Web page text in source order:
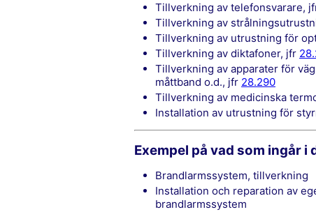
tillverkning av telefonsvarare,
tillverkning av
tillverkning av utrustning för
tillverkning av diktafoner, jfr
tillverkning av apparater för vägning (utom känsliga laboratorievågar), vattenpass,
måttband o.d., jfr 28.290
tillverkning av medicinska
installation av utrustning för
Exempel på vad som ingår i
Brandlarmssystem, tillverkning
Installation och reparation av egentillverkade, tjuvlarmssystem och
brandlarmssystem